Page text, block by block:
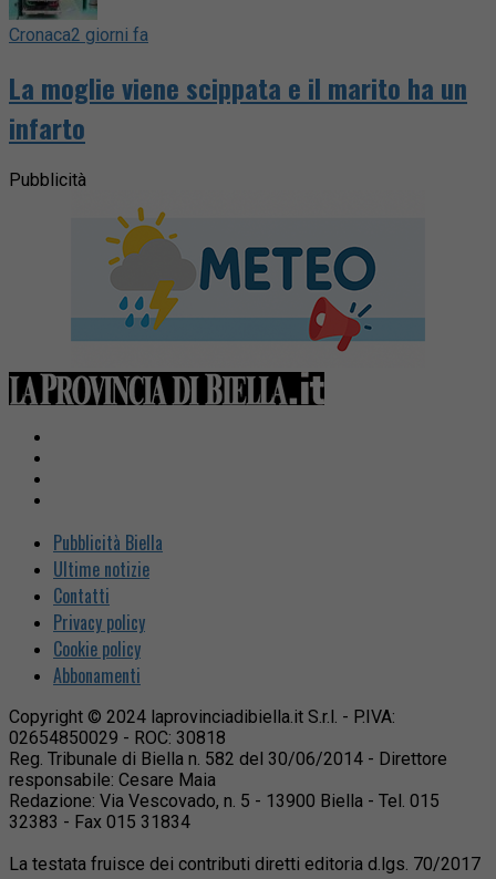
Cronaca2 giorni fa
La moglie viene scippata e il marito ha un
infarto
Pubblicità
Pubblicità Biella
Ultime notizie
Contatti
Privacy policy
Cookie policy
Abbonamenti
Copyright © 2024 laprovinciadibiella.it S.r.l. - P.IVA:
02654850029 - ROC: 30818
Reg. Tribunale di Biella n. 582 del 30/06/2014 - Direttore
responsabile: Cesare Maia
Redazione: Via Vescovado, n. 5 - 13900 Biella - Tel. 015
32383 - Fax 015 31834
La testata fruisce dei contributi diretti editoria d.lgs. 70/2017